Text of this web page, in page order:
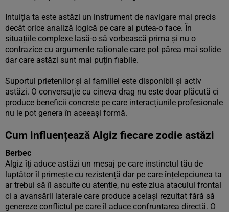
Intuiția ta este astăzi un instrument de navigare mai precis
decât orice analiză logică pe care ai putea-o face. În
situațiile complexe lasă-o să vorbească prima și nu o
contrazice cu argumente raționale care pot părea mai solide
dar care astăzi sunt mai puțin fiabile.
Suportul prietenilor și al familiei este disponibil și activ
astăzi. O conversație cu cineva drag nu este doar plăcută ci
produce beneficii concrete pe care interacțiunile profesionale
nu le pot genera în aceeași formă.
Cum influențează Algiz fiecare zodie astăzi
Berbec
Algiz îți aduce astăzi un mesaj pe care instinctul tău de
luptător îl primește cu rezistență dar pe care înțelepciunea ta
ar trebui să îl asculte cu atenție, nu este ziua atacului frontal
ci a avansării laterale care produce același rezultat fără să
genereze conflictul pe care îl aduce confruntarea directă. O